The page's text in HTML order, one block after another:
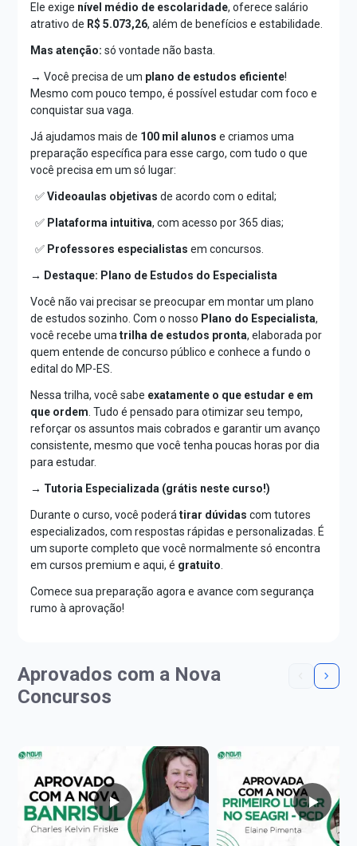
Ele exige nível médio de escolaridade, oferece salário
atrativo de R$5.073,26, além de benefícios e estabilidade.
Mas atenção:só vontade não basta.
→ Você precisa de um plano de estudos eficiente!
Mesmo com pouco tempo, é possível estudar com foco e
conquistar sua vaga.
Já ajudamos mais de 100 mil alunos e criamos uma
preparação específica para esse cargo, com tudo o que
você precisa em um só lugar:
✅Videoaulas objetivasde acordo com o edital;
✅ Plataforma intuitiva, com acesso por 365 dias;
✅ Professores especialistasem concursos.
→ Destaque: Plano de Estudos do Especialista
Você não vai precisar se preocupar em montar um plano
de estudos sozinho. Com o nosso Plano do Especialista,
você recebe uma trilha de estudos pronta, elaborada por
quem entende de concurso público e conhece a fundo o
edital do MP-ES.
Nessa trilha, você sabe exatamente o que estudar e em
que ordem . Tudo é pensado para otimizar seu tempo,
reforçar os assuntos mais cobrados e garantir um avanço
consistente, mesmo que você tenha poucas horas por dia
para estudar.
→ Tutoria Especializada (grátis neste curso!)
Durante o curso, você poderátirar dúvidas com tutores
especializados, com respostas rápidas e personalizadas. É
um suporte completo que você normalmente só encontra
em cursos premium e aqui, é gratuito
Comece sua preparação agora e avance com segurança
rumo à aprovação!
Aprovados com a Nova
Concursos